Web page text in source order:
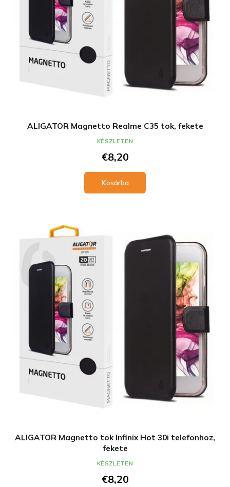
ALIGATOR Magnetto Realme C35 tok, fekete
€8,20
Kosárba
KÉSZLETEN
ALIGATOR Magnetto tok Infinix Hot 30i telefonhoz,
fekete
€8,20
KÉSZLETEN